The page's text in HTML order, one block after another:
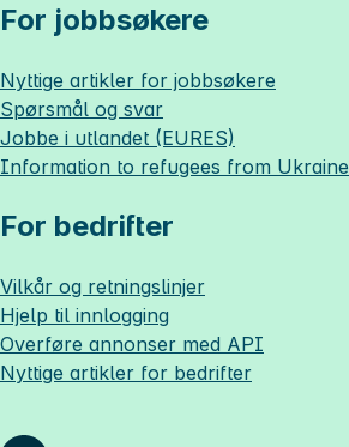
For jobbsøkere
Nyttige artikler for jobbsøkere
Spørsmål og svar
Jobbe i utlandet (EURES)
Information to refugees from Ukraine
For bedrifter
Vilkår og retningslinjer
Hjelp til innlogging
Overføre annonser med API
Nyttige artikler for bedrifter